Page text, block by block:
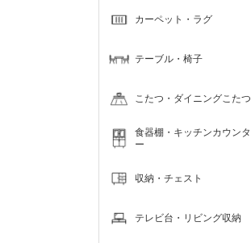
カーペット・ラグ
テーブル・椅子
こたつ・ダイニングこたつ
食器棚・キッチンカウンタ
ー
収納・チェスト
テレビ台・リビング収納